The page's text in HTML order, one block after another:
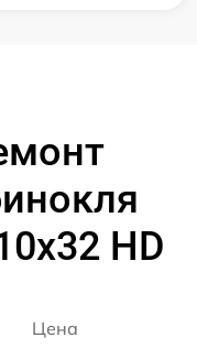
HD
Цена